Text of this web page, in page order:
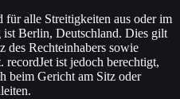
für alle Streitigkeiten aus oder im
ist Berlin, Deutschland. Dies gilt
des Rechteinhabers sowie
ist jedoch berechtigt,
beim Gericht am Sitz oder